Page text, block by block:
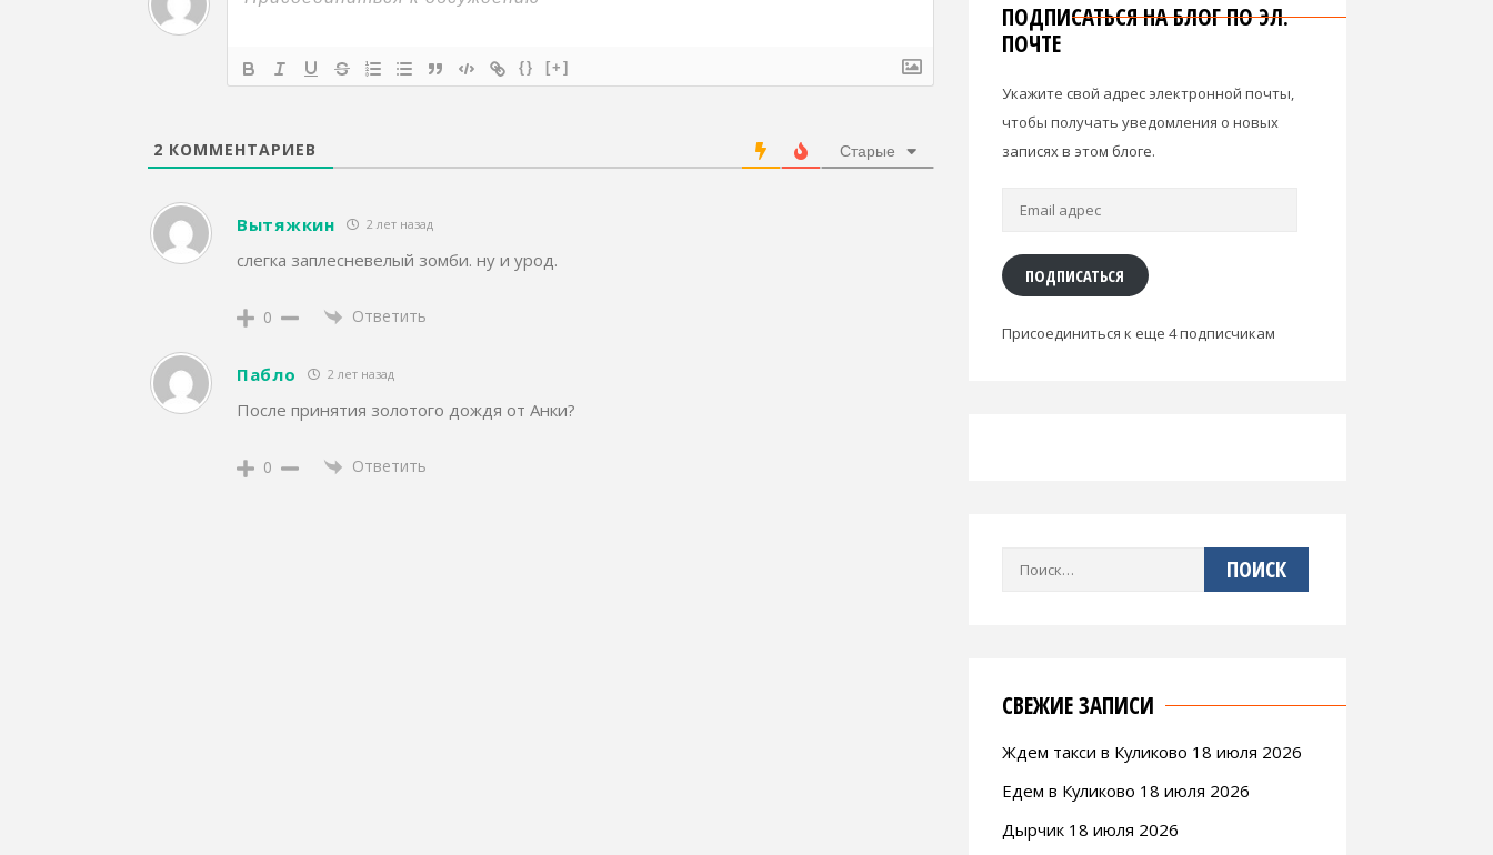
{} [+]
2 КОММЕНТАРИЕВ Старые
Вытяжкин 2 лет назад
слегка заплесневелый зомби. ну и урод.
0 Ответить
Пабло 2 лет назад
После принятия золотого дождя от Анки?
0 Ответить
ПОДПИСАТЬСЯ НА БЛОГ ПО ЭЛ.
ПОЧТЕ
Укажите свой адрес электронной почты,
чтобы получать уведомления о новых
записях в этом блоге.
Email
ПОДПИСАТЬСЯ
Присоединиться к еще 4 подписчикам
СВЕЖИЕ ЗАПИСИ
Ждем такси в Куликово 18 июля 2026
Едем в Куликово 18 июля 2026
Дырчик 18 июля 2026